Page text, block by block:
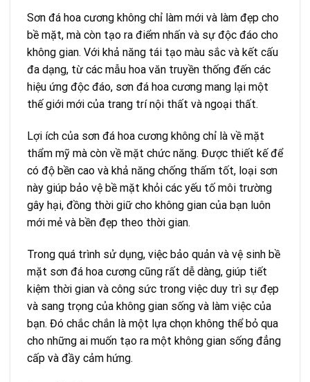
Sơn đá hoa cương không chỉ làm mới và làm đẹp cho
bề mặt, mà còn tạo ra điểm nhấn và sự độc đáo cho
không gian. Với khả năng tái tạo màu sắc và kết cấu
đa dạng, từ các mẫu hoa văn truyền thống đến các
hiệu ứng độc đáo, sơn đá hoa cương mang lại một
thế giới mới của trang trí nội thất và ngoại thất.
Lợi ích của sơn đá hoa cương không chỉ là về mặt
thẩm mỹ mà còn về mặt chức năng. Được thiết kế để
có độ bền cao và khả năng chống thấm tốt, loại sơn
này giúp bảo vệ bề mặt khỏi các yếu tố môi trường
gây hại, đồng thời giữ cho không gian của bạn luôn
mới mẻ và bền đẹp theo thời gian.
Trong quá trình sử dụng, việc bảo quản và vệ sinh bề
mặt sơn đá hoa cương cũng rất dễ dàng, giúp tiết
kiệm thời gian và công sức trong việc duy trì sự đẹp
và sang trọng của không gian sống và làm việc của
bạn. Đó chắc chắn là một lựa chọn không thể bỏ qua
cho những ai muốn tạo ra một không gian sống đẳng
cấp và đầy cảm hứng.